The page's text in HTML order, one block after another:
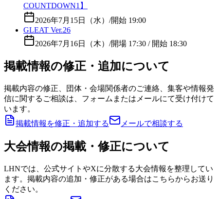
COUNTDOWN1】
2026年7月15日（水） /開始 19:00
GLEAT Ver.26
2026年7月16日（木） /開場 17:30 / 開始 18:30
掲載情報の修正・追加について
掲載内容の修正、団体・会場関係者のご連絡、集客や情報発
信に関するご相談は、フォームまたはメールにて受け付けて
います。
掲載情報を修正・追加する
メールで相談する
大会情報の掲載・修正について
LHNでは、公式サイトやXに分散する大会情報を整理してい
ます。掲載内容の追加・修正がある場合はこちらからお送り
ください。